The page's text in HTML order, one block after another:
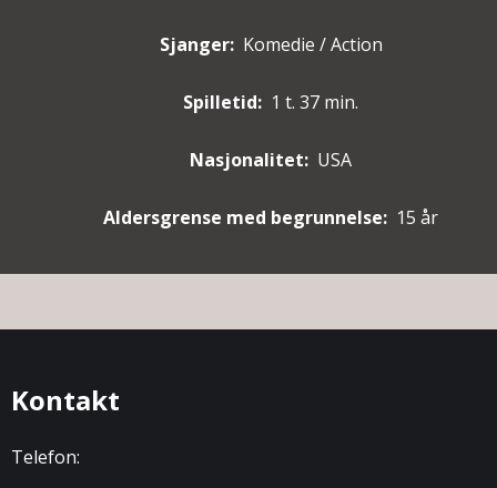
Sjanger: Komedie / Action
Spilletid: 1 t. 37 min.
Nasjonalitet: USA
Aldersgrense med begrunnelse: 15 år
Kontakt
Telefon: